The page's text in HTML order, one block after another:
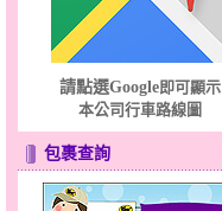
請點選Google即可顯示
本公司行車路線圖
包裹查詢